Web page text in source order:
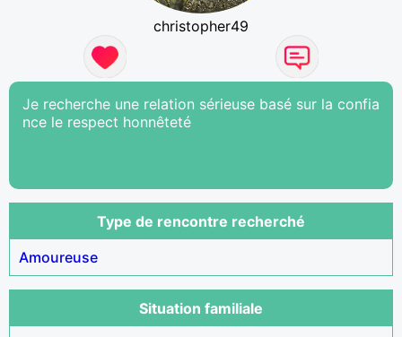
christopher49
Je recherche une relation sérieuse basé sur la confia
nce le respect honnêteté
Type de rencontre recherché
Amoureuse
Situation familiale